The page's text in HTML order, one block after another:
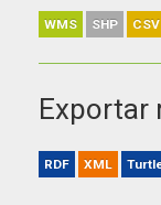
WMS SHP CSV
Exportar
RDF XML